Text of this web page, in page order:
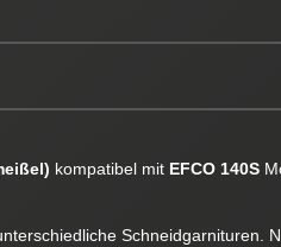
kompatibel mit EFCO 140S
Schneidgarnituren.